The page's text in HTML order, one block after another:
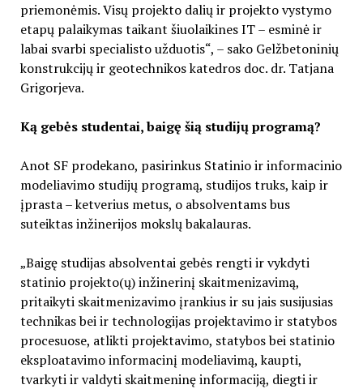
priemonėmis. Visų projekto dalių ir projekto vystymo
etapų palaikymas taikant šiuolaikines IT – esminė ir
labai svarbi specialisto užduotis“, – sako Gelžbetoninių
konstrukcijų ir geotechnikos katedros doc. dr. Tatjana
Grigorjeva.
Ką gebės studentai, baigę šią studijų programą?
Anot SF prodekano, pasirinkus Statinio ir informacinio
modeliavimo studijų programą, studijos truks, kaip ir
įprasta – ketverius metus, o absolventams bus
suteiktas inžinerijos mokslų bakalauras.
„Baigę studijas absolventai gebės rengti ir vykdyti
statinio projekto(ų) inžinerinį skaitmenizavimą,
pritaikyti skaitmenizavimo įrankius ir su jais susijusias
technikas bei ir technologijas projektavimo ir statybos
procesuose, atlikti projektavimo, statybos bei statinio
eksploatavimo informacinį modeliavimą, kaupti,
tvarkyti ir valdyti skaitmeninę informaciją, diegti ir